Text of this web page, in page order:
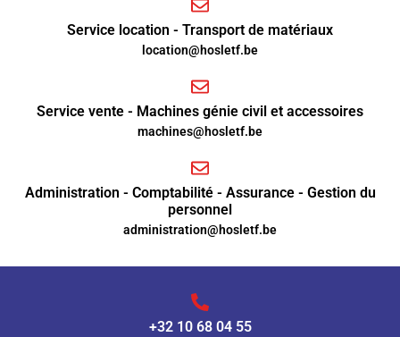
Service location - Transport de matériaux
location@hosletf.be
Service vente - Machines génie civil et accessoires
machines@hosletf.be
Administration - Comptabilité - Assurance - Gestion du
personnel
administration@hosletf.be
+32 10 68 04 55